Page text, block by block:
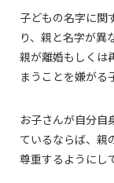
子どもの名字に関
り、親と名字が異
親が離婚もしくは
まうことを嫌がる
お子さんが自分自
ているならば、親
尊重するようにし